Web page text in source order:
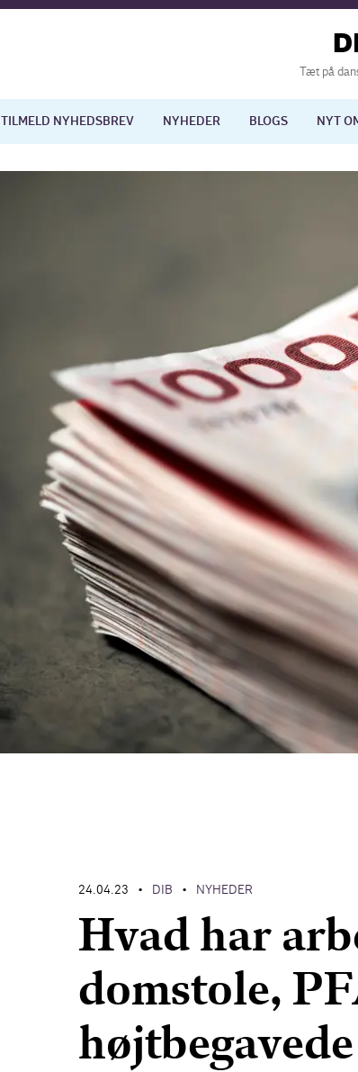
Tæt på
TILMELD NYHEDSBREV NYHEDER BLOGS NYT
24.04.23 • DIB • NYHEDER
Hvad har
domstole,